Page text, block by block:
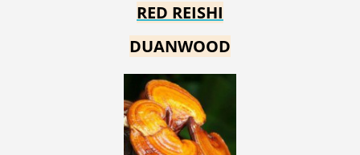
RED REISHI
DUANWOOD